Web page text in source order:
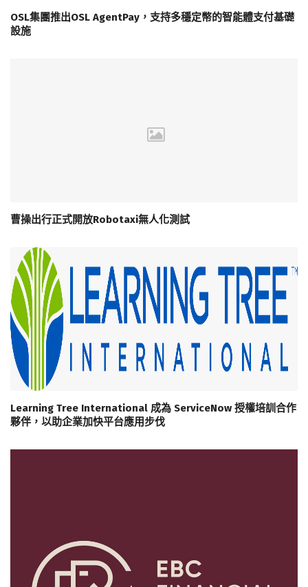
OSL集團推出OSL AgentPay，支持多穩定幣的智能體支付基礎
設施
曹操出行正式開放Robotaxi無人化測試
Learning Tree International 成為 ServiceNow 授權培訓合作
夥伴，以助企業加快平台應用步伐